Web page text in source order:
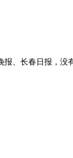
、长春日报，没